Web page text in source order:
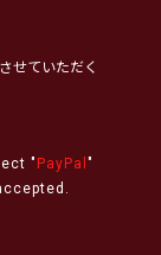
せていただく
" PayPal "